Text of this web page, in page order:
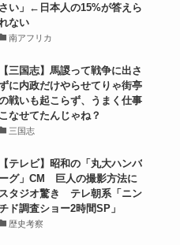
さい」←日本人の15%が答えら
ない
南アフリカ
【三国志】馬謖って戦争に出さ
に内政だけやらせてりゃ街亭
戦いも起こらず、うまく仕事
こなせてたんじゃね？
三国志
【テレビ】昭和の「丸大ハンバ
ーグ」CM 巨人の撮影方法に
スタジオ驚き テレ朝系「ニン
ド調査ショー2時間SP」
歴史考察